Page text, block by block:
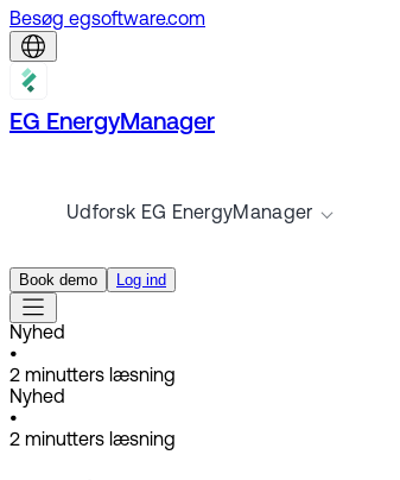
Besøg egsoftware.com
EG EnergyManager
Udforsk EG EnergyManager
Book demo Log ind
Nyhed
•
2 minutters læsning
Nyhed
•
2 minutters læsning